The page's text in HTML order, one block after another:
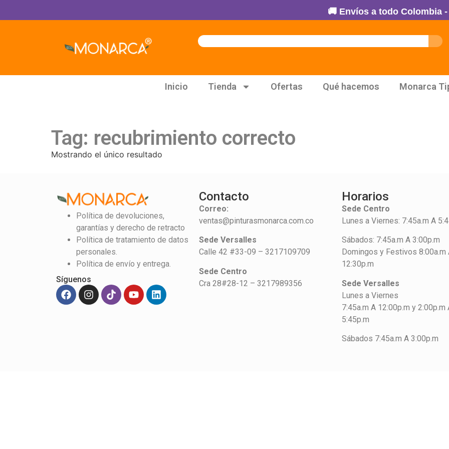
🚚 Envíos a todo Colombia -
Inicio Tienda Ofertas Qué hacemos Monarca
Tag: recubrimiento correcto
Mostrando el único resultado
Política de devoluciones,
garantías y derecho de retracto
Política de tratamiento de datos
personales.
Política de envío y entrega.
Síguenos
Contacto
Correo:
ventas@pinturasmonarca.com.co
Sede Versalles
Calle 42 #33-09 – 3217109709
Sede Centro
Cra 28#28-12 – 3217989356
Horarios
Sede Centro
Lunes a Viernes: 7:45a.m A
Sábados: 7:45a.m A 3:00p.m
Domingos y Festivos 8:00a.m
12:30p.m
Sede Versalles
Lunes a Viernes
7:45a.m A 12:00p.m y 2:00p.m
5:45p.m
Sábados 7:45a.m A 3:00p.m